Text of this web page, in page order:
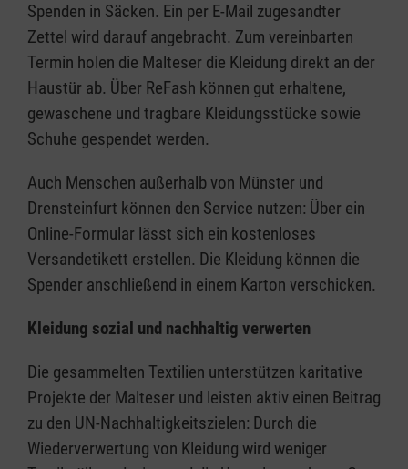
Spenden in Säcken. Ein per E-Mail zugesandter
Zettel wird darauf angebracht. Zum vereinbarten
Termin holen die Malteser die Kleidung direkt an der
Haustür ab. Über ReFash können gut erhaltene,
gewaschene und tragbare Kleidungsstücke sowie
Schuhe gespendet werden.
Auch Menschen außerhalb von Münster und
Drensteinfurt können den Service nutzen: Über ein
Online-Formular lässt sich ein kostenloses
Versandetikett erstellen. Die Kleidung können die
Spender anschließend in einem Karton verschicken.
Kleidung sozial und nachhaltig verwerten
Die gesammelten Textilien unterstützen karitative
Projekte der Malteser und leisten aktiv einen Beitrag
zu den UN-Nachhaltigkeitszielen: Durch die
Wiederverwertung von Kleidung wird weniger